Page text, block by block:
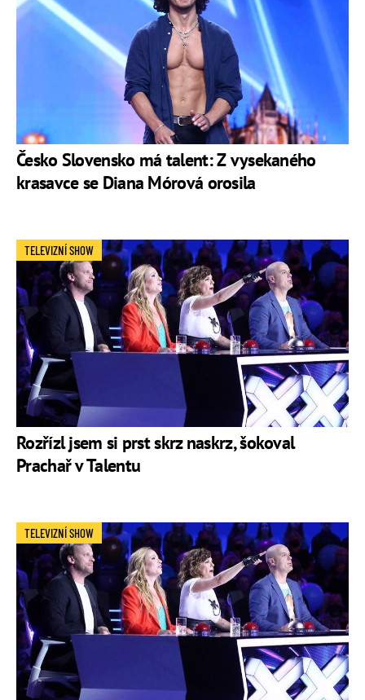
Česko Slovensko má talent: Z vysekaného
krasavce se Diana Mórová orosila
Rozřízl jsem si prst skrz naskrz, šokoval
Prachař v Talentu
TELEVIZNÍ SHOW
TELEVIZNÍ SHOW